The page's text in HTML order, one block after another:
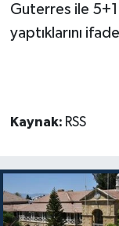
Guterres ile 5+1
yaptıklarını
Kaynak: RSS
SİYASET
TİCARET
YAŞAM